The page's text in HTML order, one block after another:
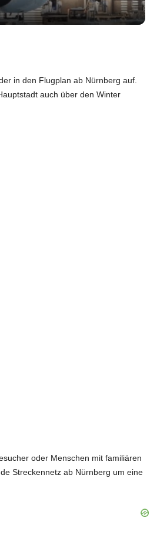
in den Flugplan ab Nürnberg auf.
auch über den Winter
oder Menschen mit familiären
Streckennetz ab Nürnberg um eine